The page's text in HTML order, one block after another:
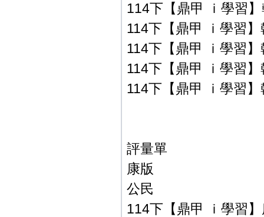
114下【鼎甲 ｉ學習
114下【鼎甲 ｉ學習
114下【鼎甲 ｉ學習
114下【鼎甲 ｉ學習
114下【鼎甲 ｉ學習
評量單
康版
公民
114下【鼎甲 ｉ學習